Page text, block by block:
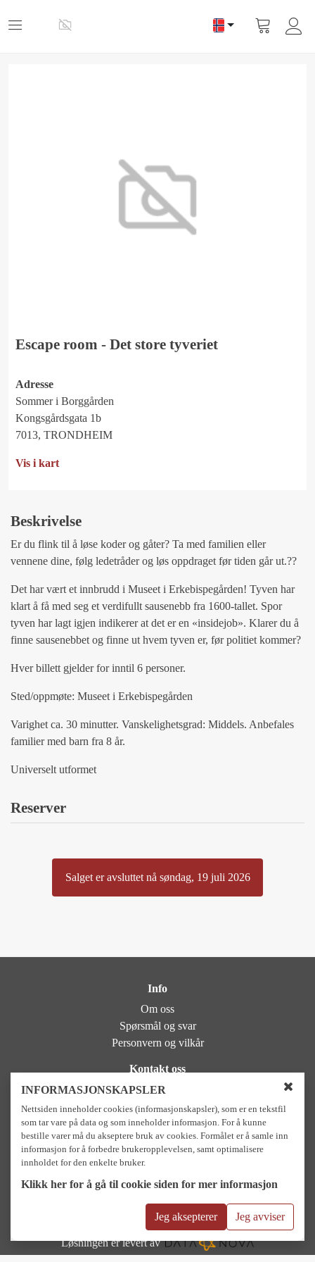
o
r
INFORMASJONSKAPSLER
Nettsiden inneholder cookies (informasjonskapsler), som er en tekstfil
som tar vare på data og som inneholder informasjon. For å kunne
bestille varer må du akseptere bruk av cookies. Formålet er å samle inn
informasjon for å forbedre brukeropplevelsen, samt optimalisere
innholdet for den enkelte bruker.
Klikk her for å gå til cookie siden for mer informasjon
Jeg aksepterer Jeg avviser
Escape room - Det store tyveriet
Adresse
Sommer i Borggården
Kongsgårdsgata 1b
7013, TRONDHEIM
Vis i kart
Beskrivelse
Er du flink til å løse koder og gåter? Ta med familien eller
vennene dine, følg ledetråder og løs oppdraget før tiden går ut.??
Det har vært et innbrudd i Museet i Erkebispegården! Tyven har
klart å få med seg et verdifullt sausenebb fra 1600-tallet. Spor
tyven har lagt igjen indikerer at det er en «insidejob». Klarer du å
finne sausenebbet og finne ut hvem tyven er, før politiet kommer?
Hver billett gjelder for inntil 6 personer.
Sted/oppmøte: Museet i Erkebispegården
Varighet ca. 30 minutter. Vanskelighetsgrad: Middels. Anbefales
familier med barn fra 8 år.
Universelt utformet
Reserver
Salget er avsluttet nå søndag, 19 juli 2026
Info
Om oss
Spørsmål og svar
Personvern og vilkår
Kontakt oss
NIDAROS DOMKIRKES RESTAURERINGSARBEIDER
Bispegaten 11, 7012 Trondheim
Sentralbord: +47 73 89 08 00
Besøkssenter og butikk: +47 41 53 15 84
e-post: Postmottak.ndr@nidarosdomen.no
Løsningen er levert av